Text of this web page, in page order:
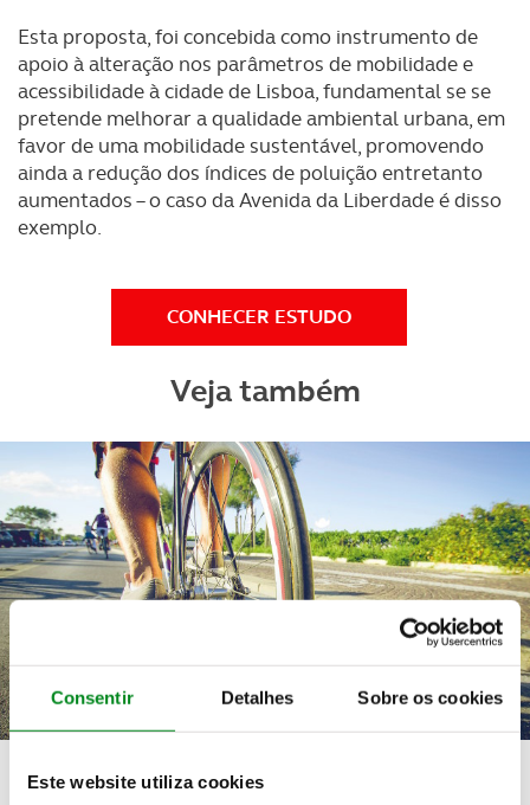
Consentir Detalhes Sobre os cookies
Este website utiliza cookies
Esta proposta, foi concebida como instrumento de
apoio à alteração nos parâmetros de mobilidade e
acessibilidade à cidade de Lisboa, fundamental se se
pretende melhorar a qualidade ambiental urbana, em
favor de uma mobilidade sustentável, promovendo
ainda a redução dos índices de poluição entretanto
aumentados – o caso da Avenida da Liberdade é disso
exemplo.
CONHECER ESTUDO
Veja também
Bicicleta: maioria quer capacete obrigatório